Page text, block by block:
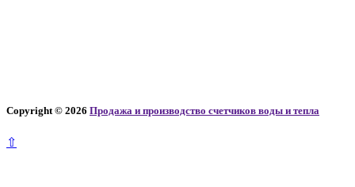
Copyright © 2026 Продажа и производство счетчиков воды и тепла
⇧